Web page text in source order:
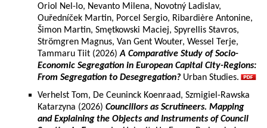
Oriol Nel-lo, Nevanto Milena, Novotný Ladislav,
Ouředníček Martin, Porcel Sergio, Ribardière Antonine,
Šimon Martin, Smętkowski Maciej, Spyrellis Stavros,
Strömgren Magnus, Van Gent Wouter, Wessel Terje,
Tammaru Tiit (2026)A Comparative Study of Socio-
Economic Segregation in European Capital City-Regions:
From Segregation to Desegregation? Urban Studies.
Verhelst Tom, De Ceuninck Koenraad, Szmigiel-Rawska
Katarzyna (2026) Councillors as Scrutineers. Mapping
and Explaining the Objects and Instruments of Council